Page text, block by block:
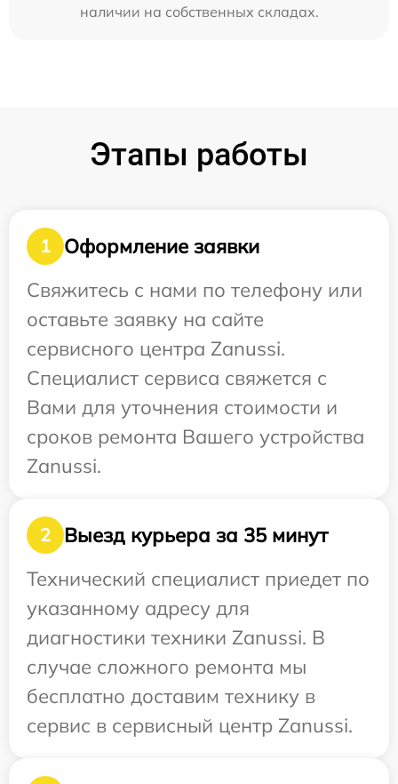
наличии на собственных складах.
Этапы работы
1
Оформление заявки
Свяжитесь с нами по телефону или
оставьте заявку на сайте
сервисного центра Zanussi.
Специалист сервиса свяжется с
Вами для уточнения стоимости и
сроков ремонта Вашего устройства
Zanussi.
2
Выезд курьера за 35 минут
Технический специалист приедет по
указанному адресу для
диагностики техники Zanussi. В
случае сложного ремонта мы
бесплатно доставим технику в
сервис в сервисный центр Zanussi.